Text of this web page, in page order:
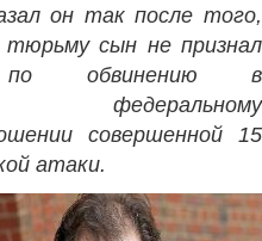
он так после того,
тюрьму сын не признал
обвинению в
федеральному
совершенной 15
атаки.